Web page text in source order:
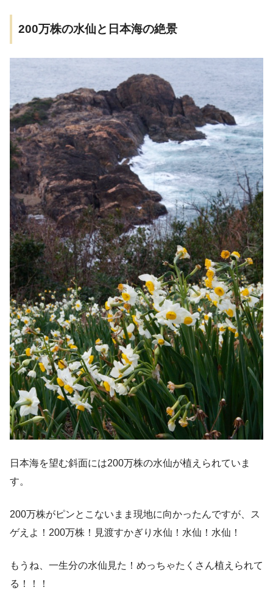
200万株の水仙と日本海の絶景
日本海を望む斜面には200万株の水仙が植えられていま
す。
200万株がピンとこないまま現地に向かったんですが、ス
ゲえよ！200万株！見渡すかぎり水仙！水仙！水仙！
もうね、一生分の水仙見た！めっちゃたくさん植えられて
る！！！